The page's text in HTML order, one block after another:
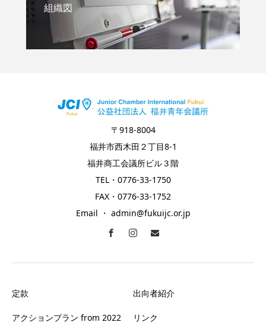
組織図
〒918-8004
福井市西木田２丁目8-1
福井商工会議所ビル３階
TEL・0776-33-1750
FAX・0776-33-1752
Email ・ admin@fukuijc.or.jp
定款
アクションプラン from 2022
出向者紹介
リンク